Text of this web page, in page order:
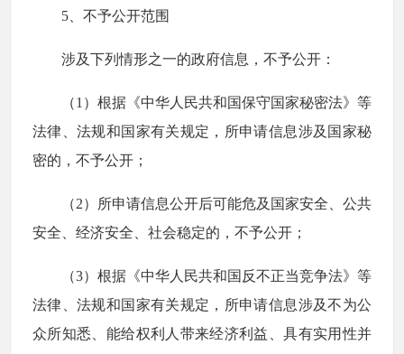
5、不予公开范围
涉及下列情形之一的政府信息，不予公开：
（1）根据《中华人民共和国保守国家秘密法》等
法律、法规和国家有关规定，所申请信息涉及国家秘
密的，不予公开；
（2）所申请信息公开后可能危及国家安全、公共
安全、经济安全、社会稳定的，不予公开；
（3）根据《中华人民共和国反不正当竞争法》等
法律、法规和国家有关规定，所申请信息涉及不为公
众所知悉、能给权利人带来经济利益、具有实用性并